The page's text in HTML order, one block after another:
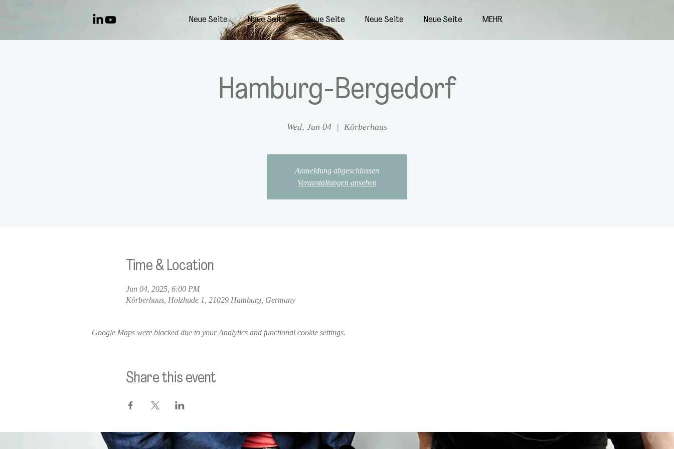
Neue Seite Neue Seite Neue Seite Neue Seite Neue Seite MEHR
Hamburg-Bergedorf
Wed, Jun 04
  |
Körberhaus
Anmeldung abgeschlossen
Veranstaltungen ansehen
Time & Location
Jun 04, 2025, 6:00 PM
Körberhaus, Holzhude 1, 21029 Hamburg, Germany
Google Maps were blocked due to your Analytics and functional cookie settings.
Share this event